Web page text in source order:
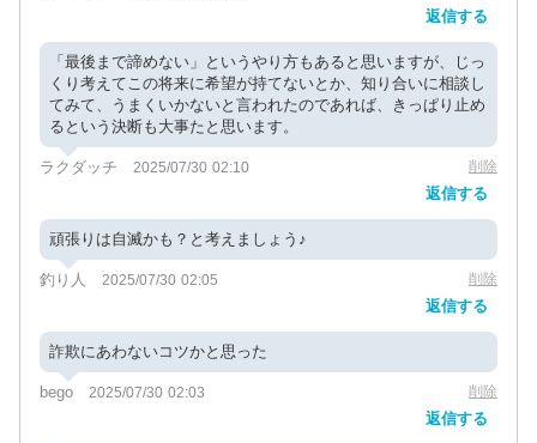
返信する
「最後まで諦めない」というやり方もあると思いますが、じっ
くり考えてこの将来に希望が持てないとか、知り合いに相談し
てみて、うまくいかないと言われたのであれば、きっぱり止め
るという決断も大事たと思います。
ラクダッチ 2025/07/30 02:10 削除
返信する
頑張りは自滅かも？と考えましょう♪
釣り人 2025/07/30 02:05 削除
返信する
詐欺にあわないコツかと思った
bego 2025/07/30 02:03 削除
返信する